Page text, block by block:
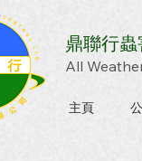
鼎聯行
All
主頁